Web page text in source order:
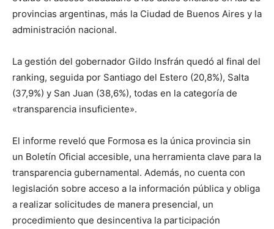
se
ve…
provincias argentinas, más la Ciudad de Buenos Aires y la
administración nacional.
La gestión del gobernador Gildo Insfrán quedó al final del
ranking, seguida por Santiago del Estero (20,8%), Salta
(37,9%) y San Juan (38,6%), todas en la categoría de
«transparencia insuficiente».
El informe reveló que Formosa es la única provincia sin
un Boletín Oficial accesible, una herramienta clave para la
transparencia gubernamental. Además, no cuenta con
legislación sobre acceso a la información pública y obliga
a realizar solicitudes de manera presencial, un
procedimiento que desincentiva la participación